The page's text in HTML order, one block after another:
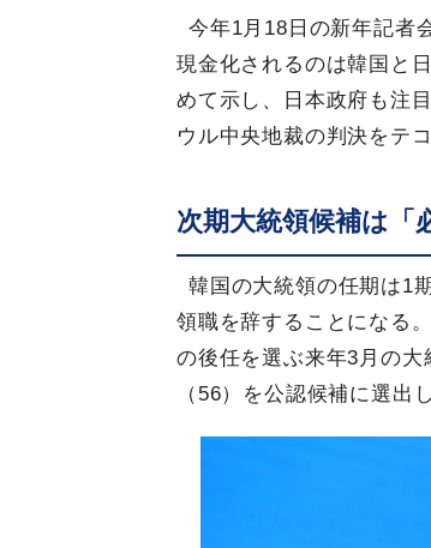
今年1月18日の新年記者
現金化されるのは韓国と
めて示し、日本政府も注
ウル中央地裁の判決をテ
次期大統領候補は「
韓国の大統領の任期は1
領職を辞することになる
の後任を選ぶ来年3月の
（56）を公認候補に選出